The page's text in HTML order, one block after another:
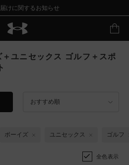
けに関するお知らせ
ユニセックス ゴルフ＋スポ
おすすめ順
ボーイズ ユニセックス ゴルフ
全色表示